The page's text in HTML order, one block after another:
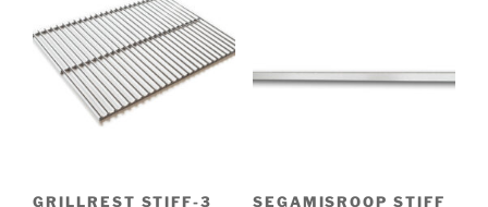
GRILLREST STIFF-3 SEGAMISROOP STIFF